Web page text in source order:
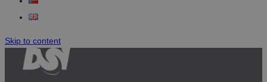
Skip to content